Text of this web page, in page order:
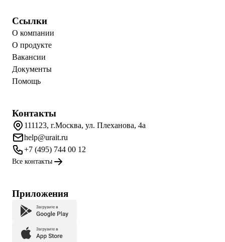
Ссылки
О компании
О продукте
Вакансии
Документы
Помощь
Контакты
111123, г.Москва, ул. Плеханова, 4а
help@urait.ru
+7 (495) 744 00 12
Все контакты
Приложения